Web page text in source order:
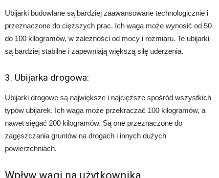
Ubijarki budowlane są bardziej zaawansowane technologicznie i
przeznaczone do cięższych prac. Ich waga może wynosić od 50
do 100 kilogramów, w zależności od mocy i rozmiaru. Te ubijarki
są bardziej stabilne i zapewniają większą siłę uderzenia.
3. Ubijarka drogowa:
Ubijarki drogowe są największe i najcięższe spośród wszystkich
typów ubijarek. Ich waga może przekraczać 100 kilogramów, a
nawet sięgać 200 kilogramów. Są one przeznaczone do
zagęszczania gruntów na drogach i innych dużych
powierzchniach.
Wpływ wagi na użytkownika